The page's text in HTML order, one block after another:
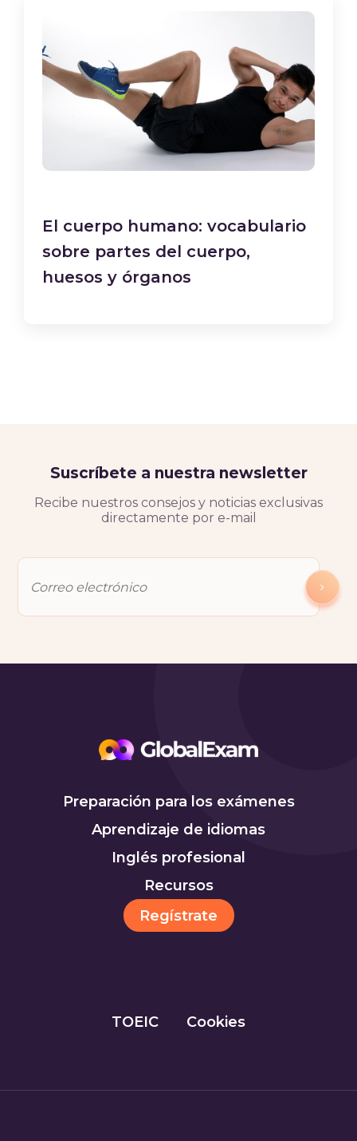
El cuerpo humano: vocabulario
sobre partes del cuerpo,
huesos y órganos
Suscríbete a nuestra newsletter
Recibe nuestros consejos y noticias exclusivas
directamente por e-mail
Preparación para los exámenes
Aprendizaje de idiomas
Inglés profesional
Recursos
Regístrate
TOEIC Cookies